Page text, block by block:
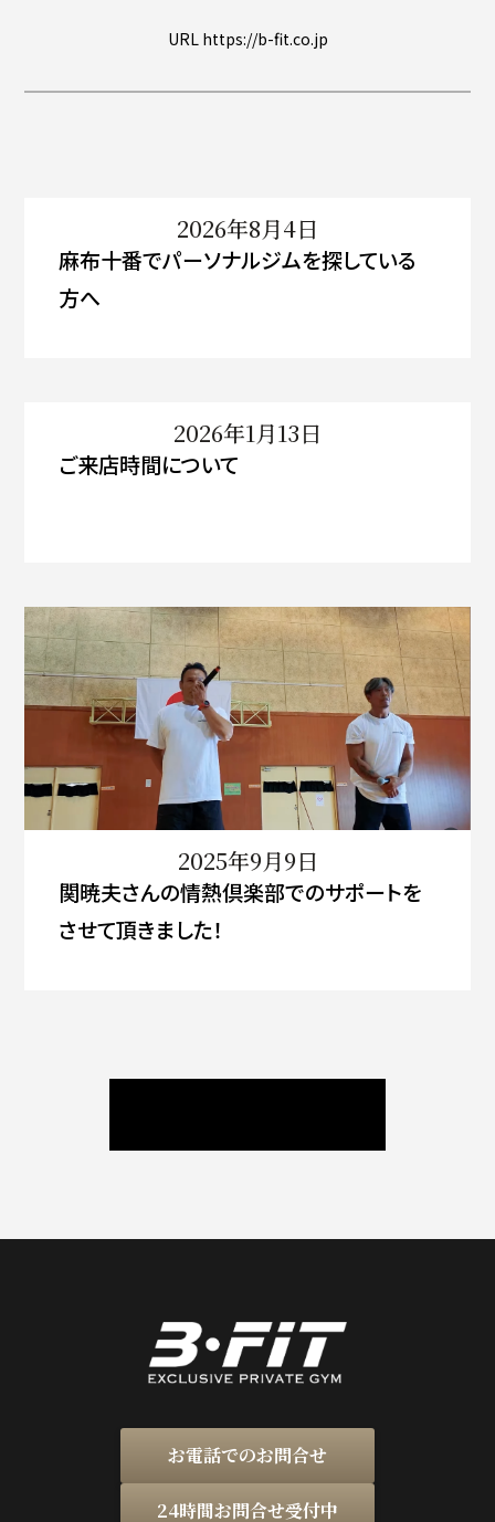
URL https://b-fit.co.jp
2026年8月4日
麻布十番でパーソナルジムを探している
方へ
2026年1月13日
ご来店時間について
2025年9月9日
関暁夫さんの情熱倶楽部でのサポートを
させて頂きました！
お電話でのお問合せ
24時間お問合せ受付中